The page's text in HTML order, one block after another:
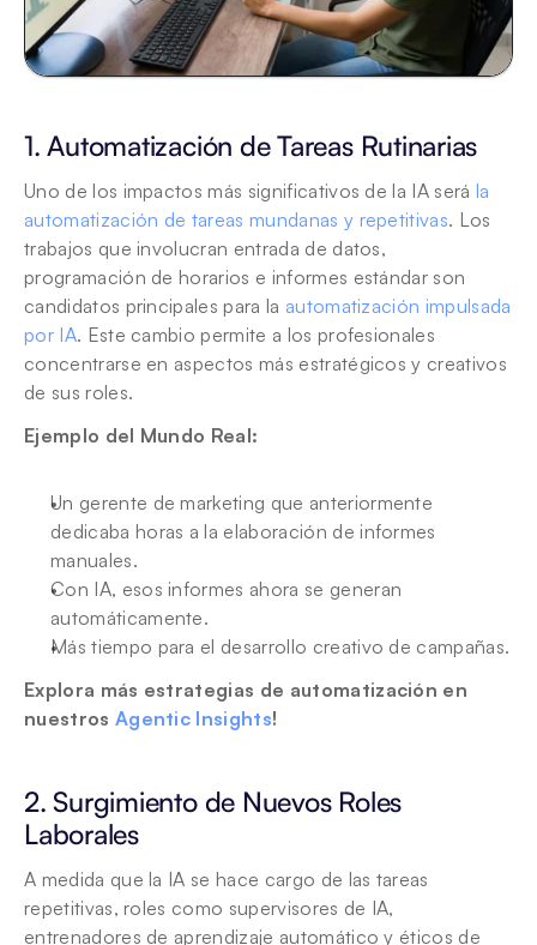
1. Automatización de Tareas Rutinarias
Uno de los impactos más significativos de la IA será la
automatización de tareas mundanas y repetitivas. Los
trabajos que involucran entrada de datos,
programación de horarios e informes estándar son
candidatos principales para la automatización impulsada
por IA. Este cambio permite a los profesionales
concentrarse en aspectos más estratégicos y creativos
de sus roles.
Ejemplo del Mundo Real:
Un gerente de marketing que anteriormente
dedicaba horas a la elaboración de informes
manuales.
Con IA, esos informes ahora se generan
automáticamente.
Más tiempo para el desarrollo creativo de campañas.
Explora más estrategias de automatización en
nuestros Agentic Insights!
2. Surgimiento de Nuevos Roles
Laborales
A medida que la IA se hace cargo de las tareas
repetitivas, roles como supervisores de IA,
entrenadores de aprendizaje automático y éticos de